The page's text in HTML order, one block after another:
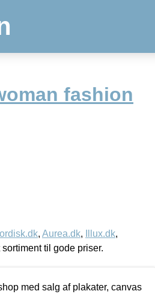
fashion
, Aurea.dk, Illux.dk,
til gode priser.
med salg af plakater, canvas